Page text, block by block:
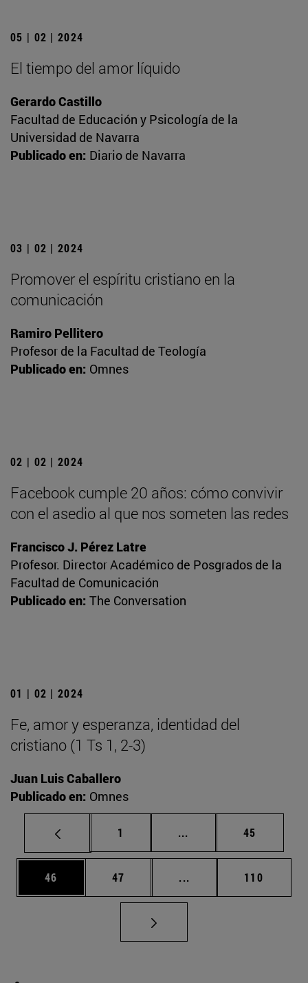
05 | 02 | 2024
El tiempo del amor líquido
Gerardo Castillo
Facultad de Educación y Psicología de la
Universidad de Navarra
Publicado en: Diario de Navarra
03 | 02 | 2024
Promover el espíritu cristiano en la
comunicación
Ramiro Pellitero
Profesor de la Facultad de Teología
Publicado en: Omnes
02 | 02 | 2024
Facebook cumple 20 años: cómo convivir
con el asedio al que nos someten las redes
Francisco J. Pérez Latre
Profesor. Director Académico de Posgrados de la
Facultad de Comunicación
Publicado en: The Conversation
01 | 02 | 2024
Fe, amor y esperanza, identidad del
cristiano (1 Ts 1, 2-3)
Juan Luis Caballero
Publicado en: Omnes
Página
1 ... Páginas intermedias
Página
45
Página
46 Página
47 ... Páginas intermedias
Página
110